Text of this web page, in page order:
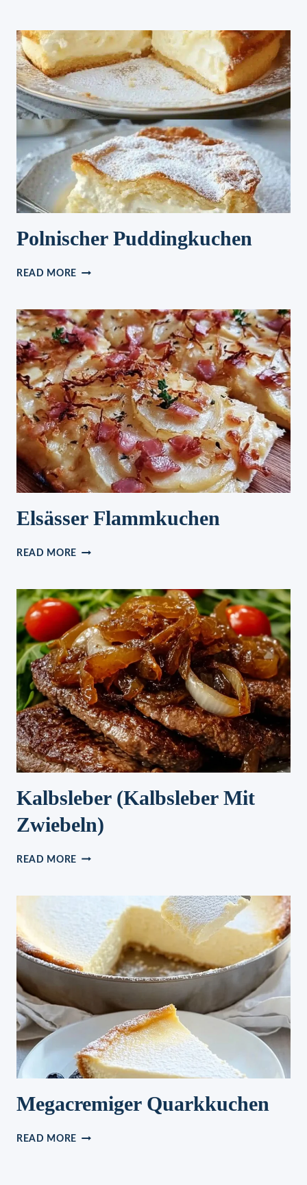
MACHT
EXTREM
SATT
Polnischer Puddingkuchen
READ MORE POLNISCHER
Elsässer Flammkuchen
READ MORE ELSÄSSER
Kalbsleber (Kalbsleber Mit
Zwiebeln)
READ MORE KALBSLEBER
ZWIEBELN)
Megacremiger Quarkkuchen
READ MORE MEGACREMIGER